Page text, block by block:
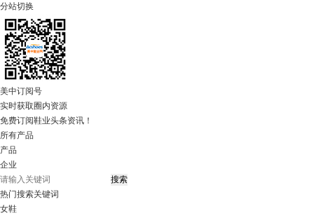
分站切换
美中订阅号
实时获取圈内资源
免费订阅鞋业头条资讯！
所有产品
产品
企业
热门搜索关键词
女鞋